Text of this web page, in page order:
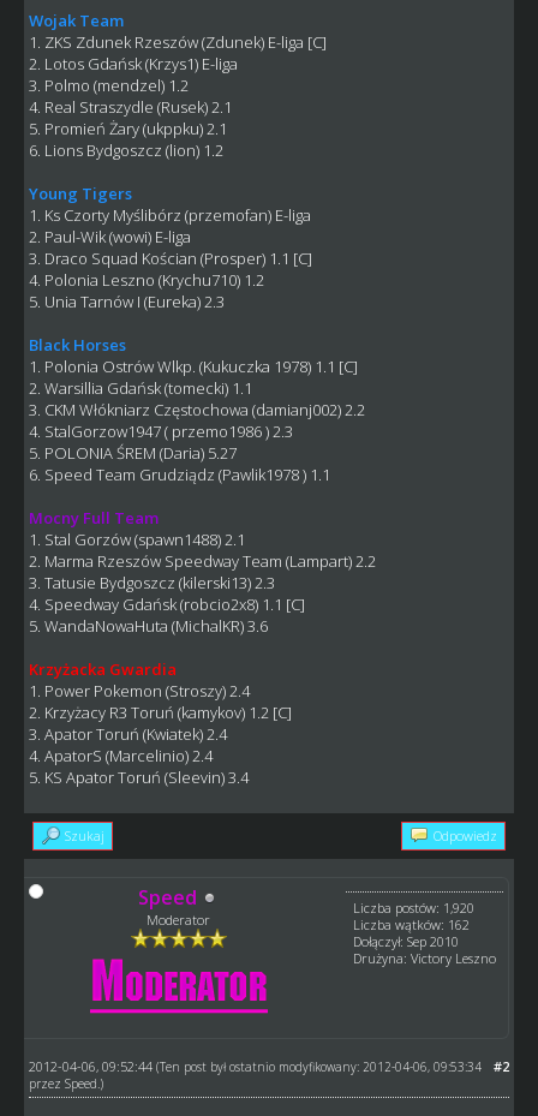
Wojak Team
1. ZKS Zdunek Rzeszów (Zdunek) E-liga [C]
2. Lotos Gdańsk (Krzys1) E-liga
3. Polmo (mendzel) 1.2
4. Real Straszydle (Rusek) 2.1
5. Promień Żary (ukppku) 2.1
6. Lions Bydgoszcz (lion) 1.2
Young Tigers
1. Ks Czorty Myślibórz (przemofan) E-liga
2. Paul-Wik (wowi) E-liga
3. Draco Squad Kościan (Prosper) 1.1 [C]
4. Polonia Leszno (Krychu710) 1.2
5. Unia Tarnów I (Eureka) 2.3
Black Horses
1. Polonia Ostrów Wlkp. (Kukuczka 1978) 1.1 [C]
2. Warsillia Gdańsk (tomecki) 1.1
3. CKM Włókniarz Częstochowa (damianj002) 2.2
4. StalGorzow1947 ( przemo1986 ) 2.3
5. POLONIA ŚREM (Daria) 5.27
6. Speed Team Grudziądz (Pawlik1978 ) 1.1
Mocny Full Team
1. Stal Gorzów (spawn1488) 2.1
2. Marma Rzeszów Speedway Team (Lampart) 2.2
3. Tatusie Bydgoszcz (kilerski13) 2.3
4. Speedway Gdańsk (robcio2x8) 1.1 [C]
5. WandaNowaHuta (MichalKR) 3.6
Krzyżacka Gwardia
1. Power Pokemon (Stroszy) 2.4
2. Krzyżacy R3 Toruń (kamykov) 1.2 [C]
3. Apator Toruń (Kwiatek) 2.4
4. ApatorS (Marcelinio) 2.4
5. KS Apator Toruń (Sleevin) 3.4
Szukaj Odpowiedz
Speed
Moderator
Liczba postów: 1,920
Liczba wątków: 162
Dołączył: Sep 2010
Drużyna: Victory Leszno
#2
2012-04-06, 09:52:44 (Ten post był ostatnio modyfikowany: 2012-04-06, 09:53:34
przez Speed.)